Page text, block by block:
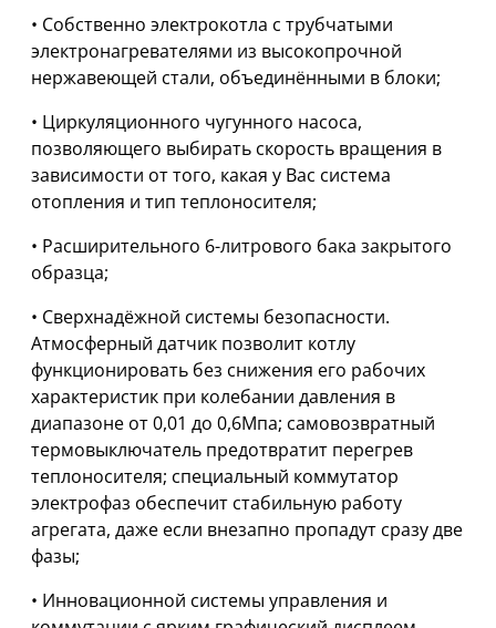
• Собственно электрокотла с трубчатыми
электронагревателями из высокопрочной
нержавеющей стали, объединёнными в блоки;
• Циркуляционного чугунного насоса,
позволяющего выбирать скорость вращения в
зависимости от того, какая у Вас система
отопления и тип теплоносителя;
• Расширительного 6-литрового бака закрытого
образца;
• Сверхнадёжной системы безопасности.
Атмосферный датчик позволит котлу
функционировать без снижения его рабочих
характеристик при колебании давления в
диапазоне от 0,01 до 0,6Мпа; самовозвратный
термовыключатель предотвратит перегрев
теплоносителя; специальный коммутатор
электрофаз обеспечит стабильную работу
агрегата, даже если внезапно пропадут сразу две
фазы;
• Инновационной системы управления и